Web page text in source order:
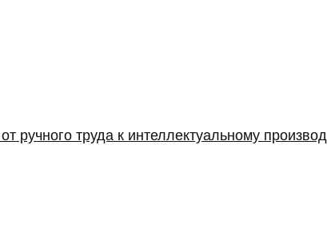
ручного труда к интеллектуальному